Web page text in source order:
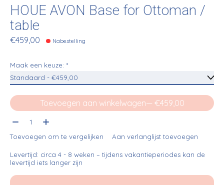
HOUE AVON Base for Ottoman /
table
€459,00 Nabestelling
Maak een keuze: *
Toevoegen aan winkelwagen
— €459,00
Aantal:
Toevoegen om te vergelijken Aan verlanglijst toevoegen
Levertijd: circa 4 - 8 weken – tijdens vakantieperiodes kan de
levertijd iets langer zijn